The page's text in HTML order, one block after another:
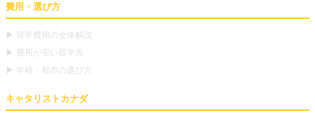
費用・選び方
▶ 留学費用の全体解説
▶ 費用が安い留学先
▶ 学校・都市の選び方
キャタリストカナダ